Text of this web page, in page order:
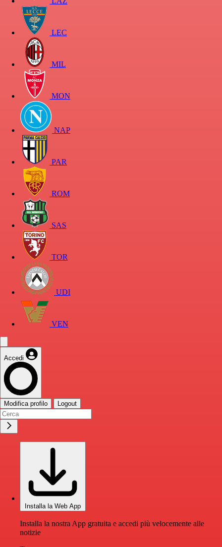
LEC
MIL
MON
NAP
PAR
ROM
SAS
TOR
UDI
VEN
Accedi
Modifica profilo Logout
Installa la Web App
Installa la nostra App gratuita e accedi più velocemente alle
notizie